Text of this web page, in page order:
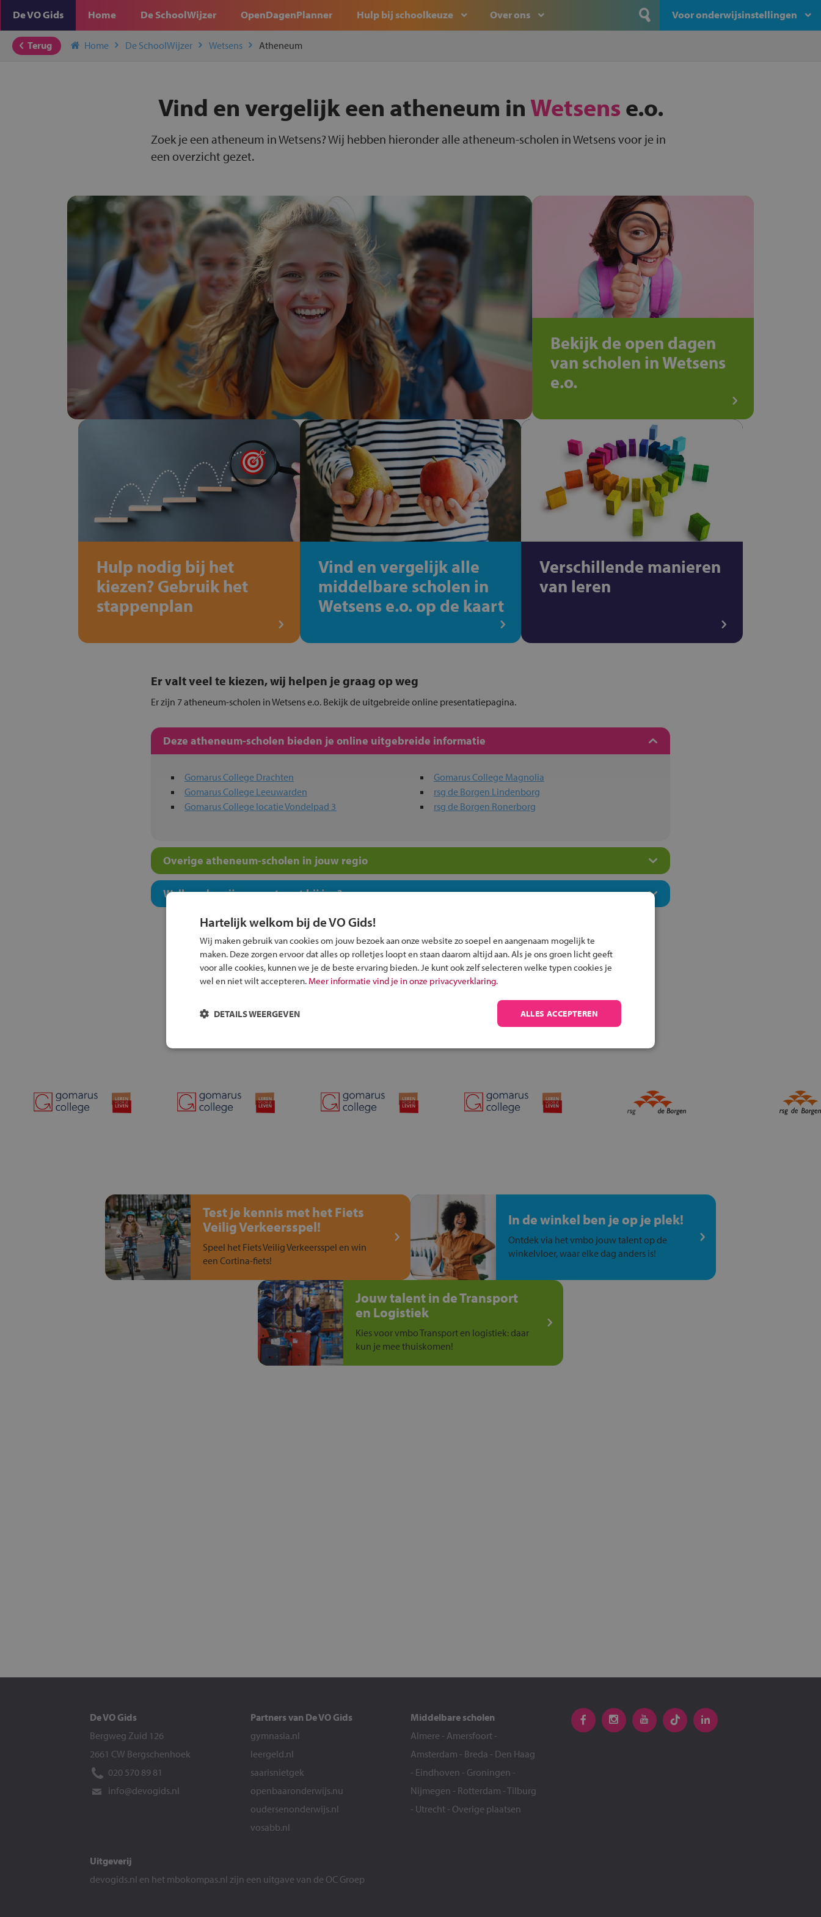
De VO Gids Home De SchoolWijzer OpenDagenPlanner Hulp bij schoolkeuze Over ons Voor onderwijsinstellingen
Terug Home De SchoolWijzer Wetsens Atheneum
Vind en vergelijk een atheneum inWetsense.o.
Zoek je een atheneum in Wetsens? Wij hebben hieronder alle atheneum-scholen in Wetsens voor je in
een overzicht gezet.
Bekijk de open dagen
van scholen in Wetsens
e.o.
Hulp nodig bij het
kiezen? Gebruik het
stappenplan
Vind en vergelijk alle
middelbare scholen in
Wetsens e.o. op de kaart
Verschillende manieren
van leren
Er valt veel te kiezen, wij helpen je graag op weg
Er zijn 7 atheneum-scholen in Wetsens e.o. Bekijk de uitgebreide online presentatiepagina.
Deze atheneum-scholen bieden je online uitgebreide informatie
Gomarus College Drachten
Gomarus College Leeuwarden
Gomarus College locatie Vondelpad 3
Gomarus College Magnolia
rsg de Borgen Lindenborg
rsg de Borgen Ronerborg
Overige atheneum-scholen in jouw regio
Welk onderwijsconcept past bij jou?
Inschrijven?
Alle informatie om je kind aan te melden bij
Test je kennis met het Fiets
Veilig Verkeersspel!
Speel het Fiets Veilig Verkeersspel en win
een Cortina-fiets!
In de winkel ben je op je plek!
Ontdek via het vmbo jouw talent op de
winkelvloer, waar elke dag anders is!
Jouw talent in de Transport
en Logistiek
Kies voor vmbo Transport en logistiek: daar
kun je mee thuiskomen!
De VO Gids
Bergweg Zuid 126
2661 CW Bergschenhoek
020 570 89 81
info@devogids.nl
Partners van De VO Gids
gymnasia.nl
leergeld.nl
saarisnietgek
openbaaronderwijs.nu
oudersenonderwijs.nl
vosabb.nl
Middelbare scholen
Almere - Amersfoort -
Amsterdam - Breda - Den Haag
- Eindhoven - Groningen -
Nijmegen - Rotterdam -Tilburg
- Utrecht - Overige plaatsen
Uitgeverij
devogids.nl en het mbokompas.nl zijn een uitgave van de OC Groep
Hartelijk welkom bij de VO Gids!
Wij maken gebruik van cookies om jouw bezoek aan onze website zo soepel en aangenaam mogelijk te
maken. Deze zorgen ervoor dat alles op rolletjes loopt en staan daarom altijd aan. Als je ons groen licht geeft
voor alle cookies, kunnen we je de beste ervaring bieden. Je kunt ook zelf selecteren welke typen cookies je
wel en niet wilt accepteren. Meer informatie vind je in onze privacyverklaring.
ALLES ACCEPTEREN
DETAILS WEERGEVEN